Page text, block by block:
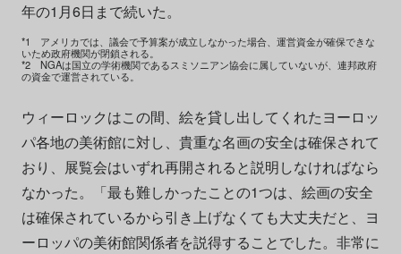
年の1月6日まで続いた。
*1 アメリカでは、議会で予算案が成立しなかった場合、運営資金が確保できな
いため政府機関が閉鎖される。
*2 NGAは国立の学術機関であるスミソニアン協会に属していないが、連邦政府
の資金で運営されている。
ウィーロックはこの間、絵を貸し出してくれたヨーロッ
パ各地の美術館に対し、貴重な名画の安全は確保されて
おり、展覧会はいずれ再開されると説明しなければなら
なかった。「最も難しかったことの1つは、絵画の安全
は確保されているから引き上げなくても大丈夫だと、ヨ
ーロッパの美術館関係者を説得することでした。非常に